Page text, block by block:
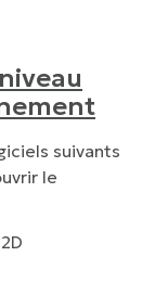
suivants
le